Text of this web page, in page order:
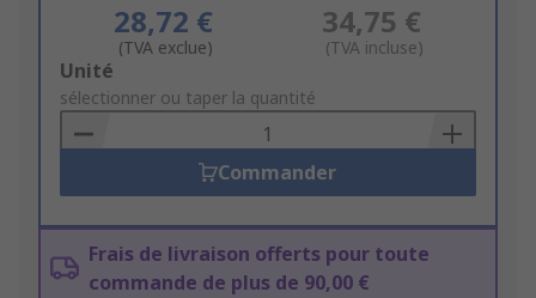
28,72 €
(TVA exclue)
34,75 €
(TVA incluse)
Add
to
Basket
Unité
sélectionner ou taper la quantité
Commander
Frais de livraison offerts pour toute
commande de plus de 90,00 €